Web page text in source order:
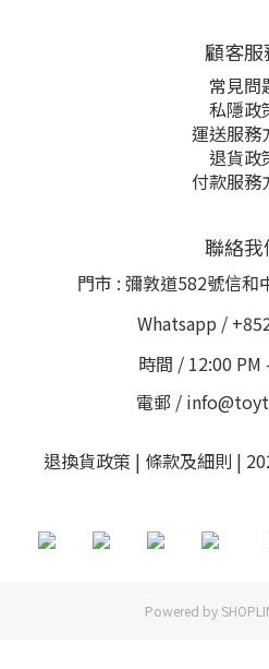
顧客服
常見問
私隱政
運送服務
退貨政
付款服務
聯絡我
門市 : 彌敦道582號信和
Whatsapp /
時間 / 12:00 PM
電郵 /
退換貨政策 | 條款及細則 |
Powered by